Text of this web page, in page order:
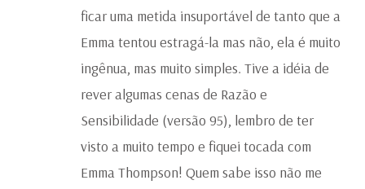
ficar uma metida insuportável de tanto que a
Emma tentou estragá-la mas não, ela é muito
ingênua, mas muito simples. Tive a idéia de
rever algumas cenas de Razão e
Sensibilidade (versão 95), lembro de ter
visto a muito tempo e fiquei tocada com
Emma Thompson! Quem sabe isso não me